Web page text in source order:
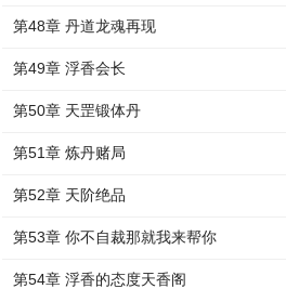
第48章 丹道龙魂再现
第49章 浮香会长
第50章 天罡锻体丹
第51章 炼丹赌局
第52章 天阶绝品
第53章 你不自裁那就我来帮你
第54章 浮香的态度天香阁